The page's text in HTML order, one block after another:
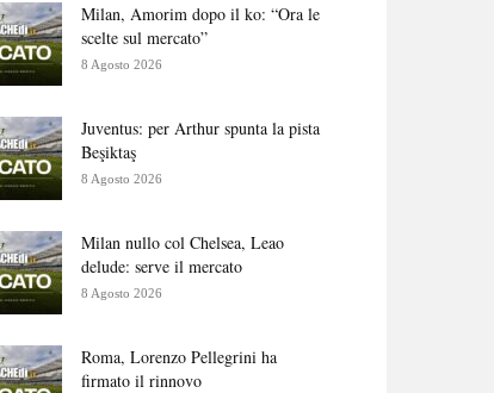
Milan, Amorim dopo il ko: “Ora le
scelte sul mercato”
8 Agosto 2026
Juventus: per Arthur spunta la pista
Beşiktaş
8 Agosto 2026
Milan nullo col Chelsea, Leao
delude: serve il mercato
8 Agosto 2026
Roma, Lorenzo Pellegrini ha
firmato il rinnovo